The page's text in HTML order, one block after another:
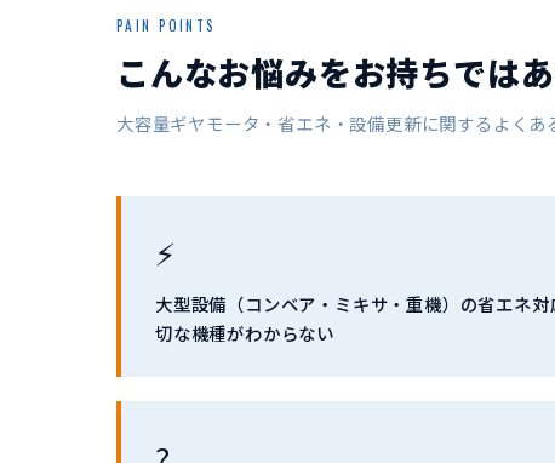
PAIN POINTS
こんなお悩みをお持ちでは
大容量ギヤモータ・省エネ・設備更新に関するよくあ
⚡
大型設備（コンベア・ミキサ・重機）の省エネ
切な機種がわからない